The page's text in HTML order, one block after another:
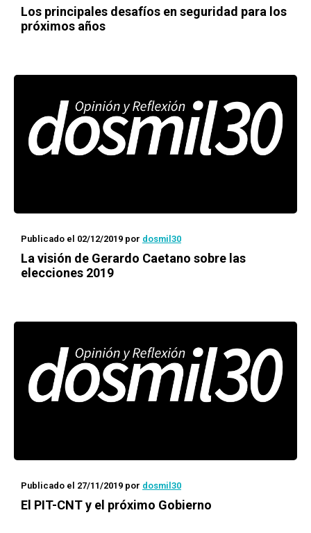
Los principales desafíos en seguridad para los
próximos años
Publicado el 02/12/2019 por dosmil30
La visión de Gerardo Caetano sobre las
elecciones 2019
Publicado el 27/11/2019 por dosmil30
El PIT-CNT y el próximo Gobierno